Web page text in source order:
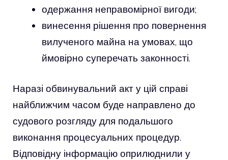
одержання неправомірної вигоди;
винесення рішення про повернення
вилученого майна на умовах, що
ймовірно суперечать законності.
Наразі обвинувальний акт у цій справі
найближчим часом буде направлено до
судового розгляду для подальшого
виконання процесуальних процедур.
Відповідну інформацію оприлюднили у